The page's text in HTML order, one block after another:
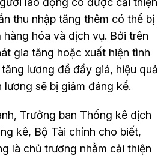
thu nhập tăng thêm có thể bị
hóa và dịch vụ. Bởi trên
gia tăng hoặc xuất hiện tình
lương để đẩy giá, hiệu quả
lương sẽ bị giảm đáng kể.
Trưởng ban Thống kê dịch
kê, Bộ Tài chính cho biết,
là chủ trương nhằm cải thiện